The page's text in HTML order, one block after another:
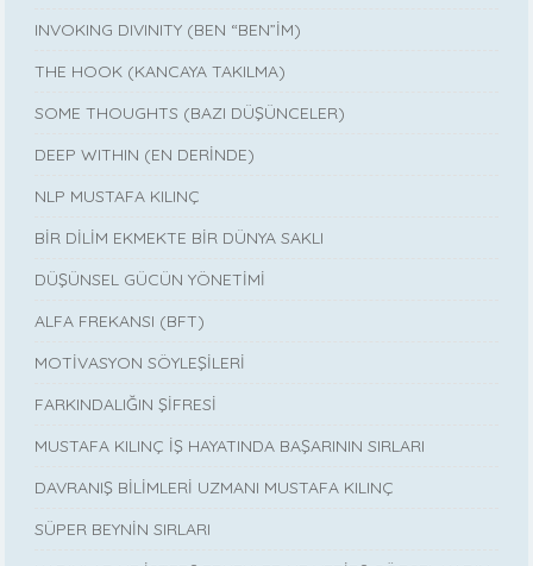
INVOKING DIVINITY (BEN “BEN”İM)
THE HOOK (KANCAYA TAKILMA)
SOME THOUGHTS (BAZI DÜŞÜNCELER)
DEEP WITHIN (EN DERİNDE)
NLP MUSTAFA KILINÇ
BİR DİLİM EKMEKTE BİR DÜNYA SAKLI
DÜŞÜNSEL GÜCÜN YÖNETİMİ
ALFA FREKANSI (BFT)
MOTİVASYON SÖYLEŞİLERİ
FARKINDALIĞIN ŞİFRESİ
MUSTAFA KILINÇ İŞ HAYATINDA BAŞARININ SIRLARI
DAVRANIŞ BİLİMLERİ UZMANI MUSTAFA KILINÇ
SÜPER BEYNİN SIRLARI